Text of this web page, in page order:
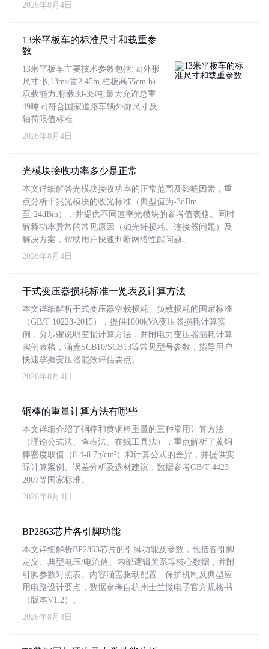
2026年8月4日
13米平板车的标准尺寸和载重参
数
13米平板车主要技术参数包括: a)外形
尺寸:长13m×宽2.45m,栏板高55cm b)
承载能力:标载30-35吨,最大允许总重
49吨 c)符合国家道路车辆外廓尺寸及
轴荷限值标准
2026年8月4日
光模块接收功率多少是正常
本文详细解答光模块接收功率的正常范围及影响因素，重
点分析千兆光模块的收光标准（典型值为-3dBm
至-24dBm），并提供不同速率光模块的参考值表格。同时
解释功率异常的常见原因（如光纤损耗、连接器问题）及
解决方案，帮助用户快速判断网络性能问题。
2026年8月4日
干式变压器损耗标准一览表及计算方法
本文详细解析干式变压器空载损耗、负载损耗的国家标准
（GB/T 10228-2015），提供1000kVA变压器损耗计算实
例，分步骤说明变损计算方法，并附电力变压器损耗计算
实例表格，涵盖SCB10/SCB13等常见型号参数，指导用户
快速掌握变压器能效评估要点。
2026年8月4日
铜棒的重量计算方法有哪些
本文详细介绍了铜棒和黄铜棒重量的三种常用计算方法
（理论公式法、查表法、在线工具法），重点解析了黄铜
棒密度取值（8.4-8.7g/cm³）和计算公式的差异，并提供实
际计算案例、误差分析及选材建议，数据参考GB/T 4423-
2007等国家标准。
2026年8月4日
BP2863芯片各引脚功能
本文详细解析BP2863芯片的引脚功能及参数，包括各引脚
定义、典型电压/电流值、内部逻辑关系等核心数据，并附
引脚参数对照表。内容涵盖驱动配置、保护机制及典型应
用电路设计要点，数据参考自杭州士兰微电子官方规格书
（版本V1.2）。
2026年8月4日